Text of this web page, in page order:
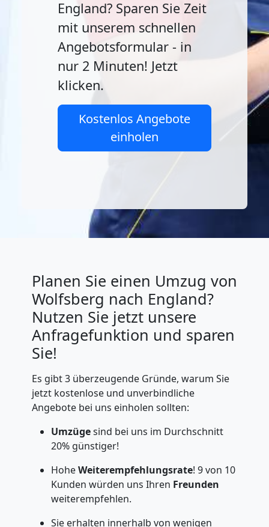
England? Sparen Sie Zeit
mit unserem schnellen
Angebotsformular - in
nur 2 Minuten! Jetzt
klicken.
Kostenlos Angebote
einholen
Planen Sie einen Umzug von
Wolfsberg nach England?
Nutzen Sie jetzt unsere
Anfragefunktion und sparen
Sie!
Es gibt 3 überzeugende Gründe, warum Sie
jetzt kostenlose und unverbindliche
Angebote bei uns einholen sollten:
Umzügesind bei uns im Durchschnitt
20% günstiger!
HoheWeiterempfehlungsrate! 9 von 10
Kunden würden uns Ihren Freunden
weiterempfehlen.
Sie erhalten innerhalb von wenigen